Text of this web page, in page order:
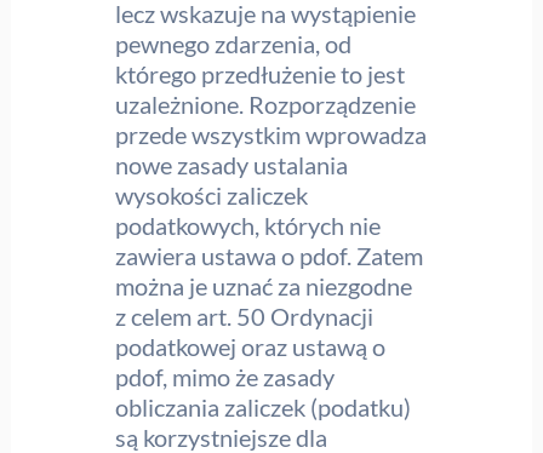
lecz wskazuje na wystąpienie
pewnego zdarzenia, od
którego przedłużenie to jest
uzależnione. Rozporządzenie
przede wszystkim wprowadza
nowe zasady ustalania
wysokości zaliczek
podatkowych, których nie
zawiera ustawa o pdof. Zatem
można je uznać za niezgodne
z celem art. 50 Ordynacji
podatkowej oraz ustawą o
pdof, mimo że zasady
obliczania zaliczek (podatku)
są korzystniejsze dla